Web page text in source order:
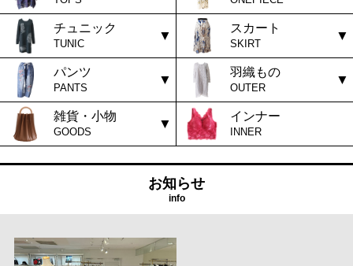
チュニック
TUNIC
スカート
SKIRT
パンツ
PANTS
羽織もの
OUTER
雑貨・小物
GOODS
インナー
INNER
お知らせ
info